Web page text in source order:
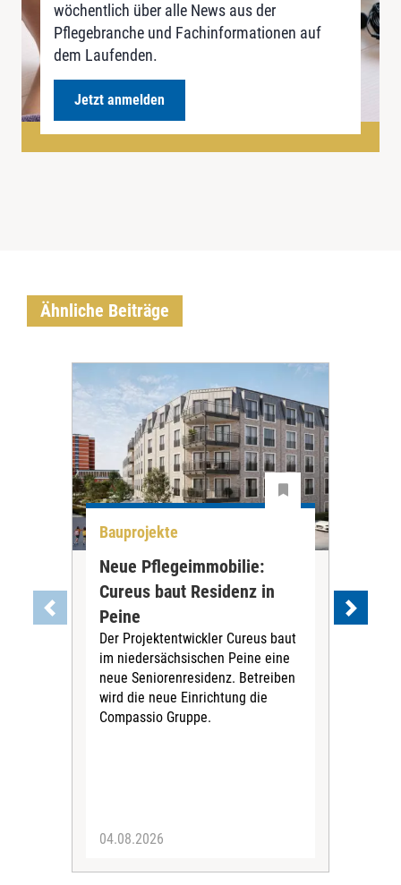
wöchentlich über alle News aus der
Pflegebranche und Fachinformationen auf
dem Laufenden.
Jetzt anmelden
Ähnliche Beiträge
Bauprojekte
Neue Pflegeimmobilie:
Cureus baut Residenz in
Peine
Der Projektentwickler Cureus baut
im niedersächsischen Peine eine
neue Seniorenresidenz. Betreiben
wird die neue Einrichtung die
Compassio Gruppe.
04.08.2026